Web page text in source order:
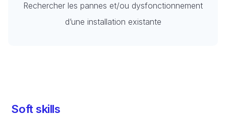
Rechercher les pannes et/ou dysfonctionnement
d’une installation existante
Soft skills